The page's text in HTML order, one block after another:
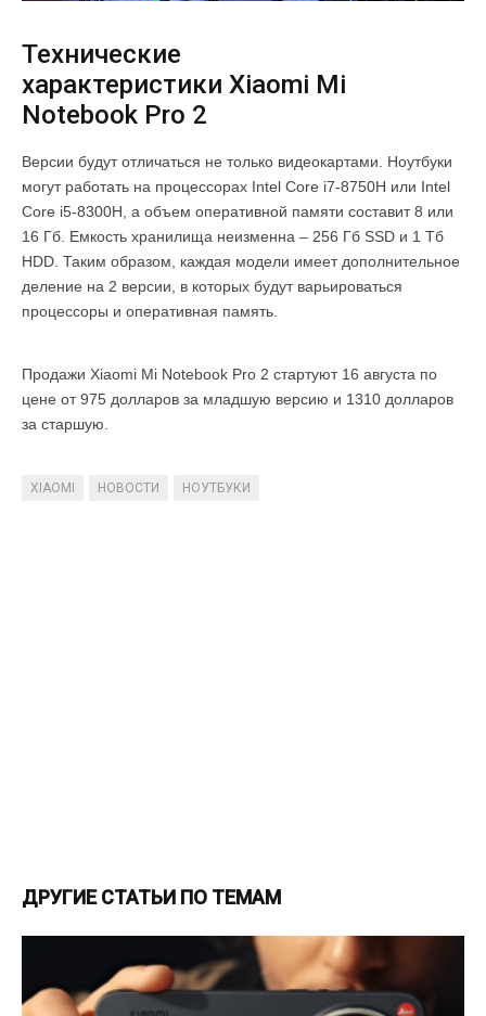
Технические
характеристики Xiaomi Mi
Notebook Pro 2
Версии будут отличаться не только видеокартами. Ноутбуки
могут работать на процессорах Intel Core i7-8750H или Intel
Core i5-8300H, а объем оперативной памяти составит 8 или
16 Гб. Емкость хранилища неизменна – 256 Гб SSD и 1 Тб
HDD. Таким образом, каждая модели имеет дополнительное
деление на 2 версии, в которых будут варьироваться
процессоры и оперативная память.
Продажи Xiaomi Mi Notebook Pro 2 стартуют 16 августа по
цене от 975 долларов за младшую версию и 1310 долларов
за старшую.
XIAOMI НОВОСТИ НОУТБУКИ
ДРУГИЕ СТАТЬИ ПО ТЕМАМ